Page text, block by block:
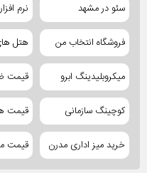
سئو در مشهد نرم افزار CRM
فروشگاه انتخاب من هتل
میکروبلیدینگ ابرو قیمت
کوچینگ سازمانی قیمت
خرید میز اداری مدرن قیمت